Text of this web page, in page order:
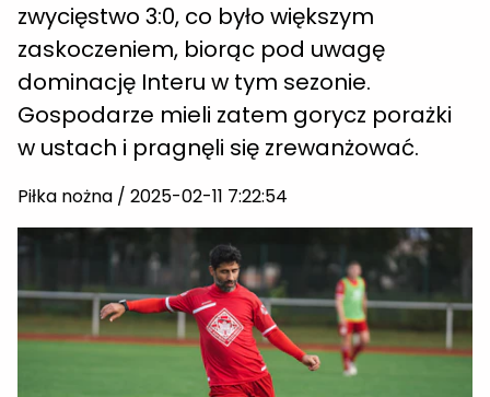
zwycięstwo 3:0, co było większym
zaskoczeniem, biorąc pod uwagę
dominację Interu w tym sezonie.
Gospodarze mieli zatem gorycz porażki
w ustach i pragnęli się zrewanżować.
Piłka nożna / 2025-02-11 7:22:54